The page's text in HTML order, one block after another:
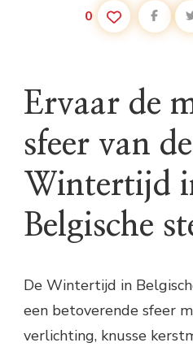
0
Ervaar de
sfeer van de
Wintertijd
Belgische
De Wintertijd in
een betoverende sfeer
verlichting, knusse